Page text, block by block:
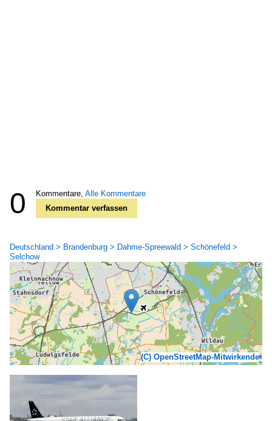
0 Kommentare, Alle Kommentare
Kommentar verfassen
Deutschland > Brandenburg > Dahme-Spreewald > Schönefeld >
Selchow
(C) OpenStreetMap-Mitwirkende